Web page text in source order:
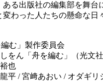
ある出版社の編集部を舞台
変わった人たちの懸命な日
む」製作委員会
をん「舟を編む」（光文社
也
平 / 宮﨑あおい / オダギリ